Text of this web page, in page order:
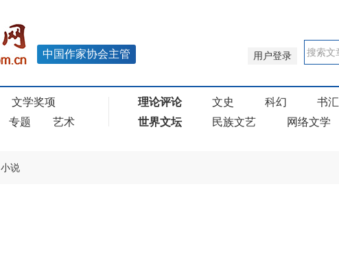
用户登录
中国作家协会主管
文学奖项
专题 艺术
理论评论 文史 科幻 书汇
世界文坛
民族文艺 网络文学
小说